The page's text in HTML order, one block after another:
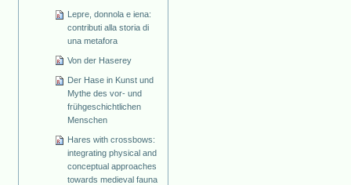
Lepre, donnola e iena:
contributi alla storia di
una metafora
Von der Haserey
Der Hase in Kunst und
Mythe des vor- und
frühgeschichtlichen
Menschen
Hares with crossbows:
integrating physical and
conceptual approaches
towards medieval fauna